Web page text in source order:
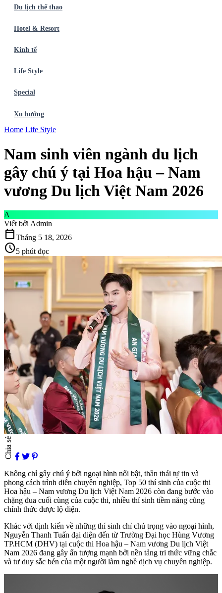
Du lịch thể thao
Hotel & Resort
Kinh tế
Life Style
Special
Xu hướng
Trang chủẨm thực
KÝ NGAY
Home Life Style
Nam sinh viên ngành du lịch
gây chú ý tại Hoa hậu – Nam
vương Du lịch Việt Nam 2026
A
Viết bởi Admin
calendar_todayTháng 5 18, 2026
schedule5 phút đọc
Chia sẻ
Không chỉ gây chú ý bởi ngoại hình nổi bật, thần thái tự tin và
phong cách trình diễn chuyên nghiệp, Top 50 thí sinh của cuộc thi
Hoa hậu – Nam vương Du lịch Việt Nam 2026 còn đang bước vào
chặng đua cuối cùng của cuộc thi, nhiều thí sinh tiềm năng cũng
chính thức được lộ diện.
Khác với định kiến về những thí sinh chỉ chú trọng vào ngoại hình,
Nguyễn Thanh Tuấn đại diện đến từ Trường Đại học Hùng Vương
TP.HCM (DHV) tại cuộc thi Hoa hậu – Nam vương Du lịch Việt
Nam 2026 đang gây ấn tượng mạnh bởi nền tảng tri thức vững chắc
và tư duy sắc bén của một người làm nghề dịch vụ chuyên nghiệp.